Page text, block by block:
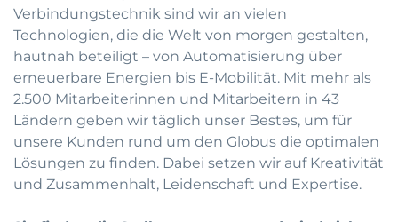
Verbindungstechnik sind wir an vielen
Technologien, die die Welt von morgen gestalten,
hautnah beteiligt – von Automatisierung über
erneuerbare Energien bis E-Mobilität. Mit mehr als
2.500 Mitarbeiterinnen und Mitarbeitern in 43
Ländern geben wir täglich unser Bestes, um für
unsere Kunden rund um den Globus die optimalen
Lösungen zu finden. Dabei setzen wir auf Kreativität
und Zusammenhalt, Leidenschaft und Expertise.